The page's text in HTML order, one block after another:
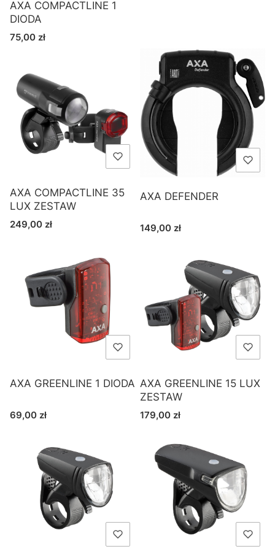
AXA COMPACTLINE 1
DIODA
Cena
75,00 zł
AXA COMPACTLINE 35
LUX ZESTAW
Cena
249,00 zł
AXA DEFENDER
Cena
149,00 zł
AXA GREENLINE 1 DIODA
Cena
69,00 zł
AXA GREENLINE 15 LUX
ZESTAW
Cena
179,00 zł